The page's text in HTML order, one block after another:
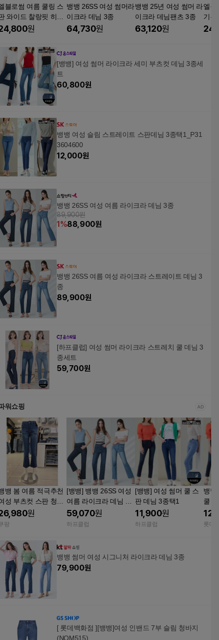
블로썸 여름 쿨링 스
와이드 찰랑핏 히든
딩 아이스진 (3단기
원
뱅뱅 26SS 여성 썸머라
이크라 데님 3종
64,730원
뱅뱅 25년 여성 썸머 라
이크라 데님팬츠 3종
63,120원
엘블
기본
진
[뱅뱅] 여성 썸머 라이크라 세미 부츠컷 데님 3종세
트
60,800원
뱅뱅 여성 슬림 스트레이트 스판데님 3종택1_P31
3604600
12,000원
뱅뱅 26SS 여성 여름 라이크라 데님 3종
89,900원
1%88,900원
뱅뱅 26SS 여름 여성 라이크라 스트레이트 데님 3
종
89,900원
[하프클럽] 여성 썸머 라이크라 스트레치 쿨 데님 3
종세트
59,700원
워쇼핑
뱅 봄 여름 적극추천
성 부츠컷 스판 청바
원
팡
[뱅뱅] 뱅뱅 26SS 여성
여름 라이크라 데님 3
종
59,070원
하프클럽
[뱅뱅] 여성 썸머 쿨 스
판 데님 3종택1
11,900원
하프클럽
뱅뱅
쿨
롯데
뱅뱅 썸머 여성 시그니처 라이크라 데님 3종
79,900원
[ 롯데백화점 ][뱅뱅]여성 인밴드 7부 슬림 청바지
(NQM515)